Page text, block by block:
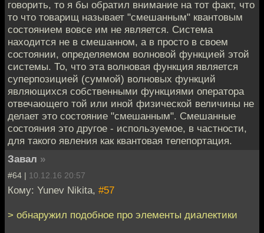
говорить, то я бы обратил внимание на тот факт, что
то что товарищ называет "смешанным" квантовым
состоянием вовсе им не является. Система
находится не в смешанном, а в просто в своем
состоянии, определяемом волновой функцией этой
системы. То, что эта волновая функция является
суперпозицией (суммой) волновых функций
являющихся собственными функциями оператора
отвечающего той или иной физической величины не
делает это состояние "смешанным". Смешанные
состояния это другое - используемое, в частности,
для такого явления как квантовая телепортация.
Завал »
#64 | 10.12.16 20:57
Кому: Yunev Nikita, #57
> обнаружил подобное про элементы диалектики